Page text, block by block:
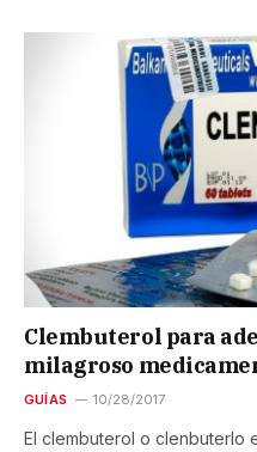
Clembuterol para
milagroso
GUÍAS 10/28/2017
El clembuterol o clenbuterlo